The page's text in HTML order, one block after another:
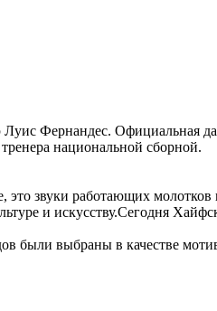
Фернандес. Официальная
национальной сборной.
звуки работающих
и искусству.Сегодня
были выбраны в качестве